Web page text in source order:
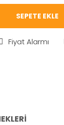
SEPETE EKLE
Fiyat Alarmı